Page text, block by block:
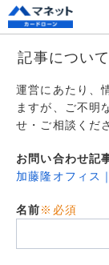
記事につい
運営にあたり、
ますが、ご不明
せ・ご相談くだ
お問い合わせ記
加藤隆オフィス
名前※必須